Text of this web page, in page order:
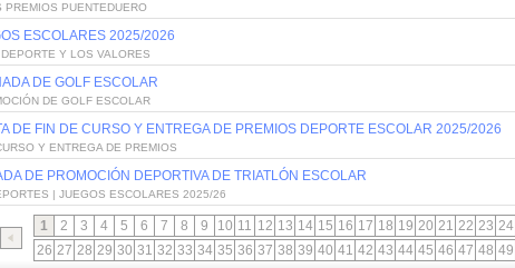
PREMIOS PUENTEDUERO
ESCOLARES 2025/2026
Y LOS VALORES
DE GOLF ESCOLAR
DE GOLF ESCOLAR
DE FIN DE CURSO Y ENTREGA DE PREMIOS DEPORTE ESCOLAR 2025/2026
Y ENTREGA DE PREMIOS
DE PROMOCIÓN DEPORTIVA DE TRIATLÓN ESCOLAR
| JUEGOS ESCOLARES 2025/26
1 2 3 4 5 6 7 8 9 10 11 12 13 14 15 16 17 18 19 20 21 22 23 24
26 27 28 29 30 31 32 33 34 35 36 37 38 39 40 41 42 43 44 45 46 47 48 49